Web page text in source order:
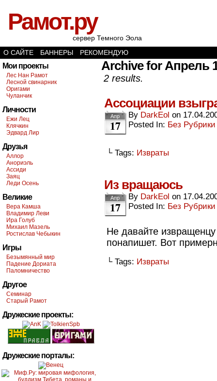
Рамот.ру
сервер Темного Эола
О САЙТЕ
БАННЕРЫ РЕКОМЕНДУЮ
Мои проекты
Лес Нан Рамот
Лесной свинарник
Оригами
Чуланчик
Личности
Ежи Лец
Клячкин
Эдвард Лир
Друзья
Аллор
Анориэль
Ассиди
Заяц
Леди Осень
Великие
Вера Камша
Владимир Леви
Ира Голуб
Михаил Мазель
Ростислав Чебыкин
Игры
Безымянный мир
Падение Дориата
Паломничество
Другое
Семинар
Старый Рамот
Дружеские проекты:
Дружеские порталы:
Archive for Апрель
2 results.
Ассоциации
Апр
17
By DarkEol on
Posted In: Без Рубрики
└ Tags: Извраты
Из вращаюсь
Апр
17
By DarkEol on
Posted In: Без Рубрики
Не давайте
понапишет. Вот
└ Tags: Извраты